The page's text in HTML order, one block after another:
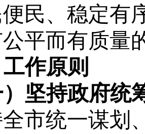
民、稳定有
平而有质量
工作原则
坚持政府统
市统一谋划